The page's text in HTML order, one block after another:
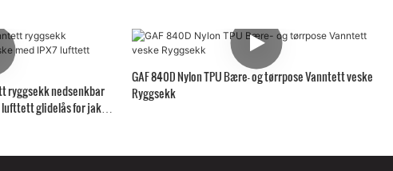
ryggsekk nedsenkbar
glidelås for jakt
GAF 840D Nylon TPU Bære- og tørrpose Vanntett veske
Ryggsekk